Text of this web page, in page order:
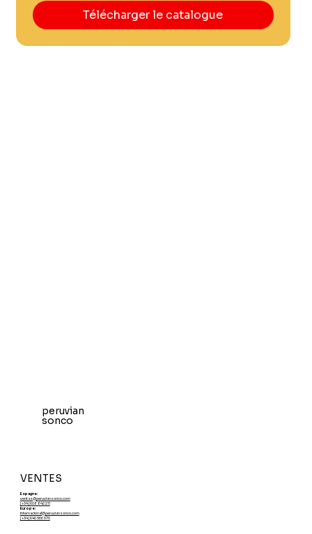
Télécharger le catalogue
peruvian
sonco
VENTES
Espagne:
ventas@peruviansonco.com
[+34] 608 842 211
Europe:
internacional@peruviansonco.com
[+34] 640 566 070